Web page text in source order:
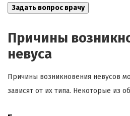
Причины
невуса
Причины возникновения невусов
зависят от их типа. Некоторые из